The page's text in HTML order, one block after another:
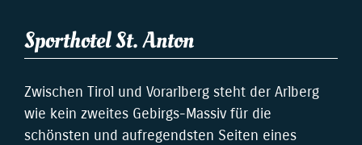
Sporthotel St. Anton
Zwischen Tirol und Vorarlberg steht der Arlberg
wie kein zweites Gebirgs-Massiv für die
schönsten und aufregendsten Seiten eines